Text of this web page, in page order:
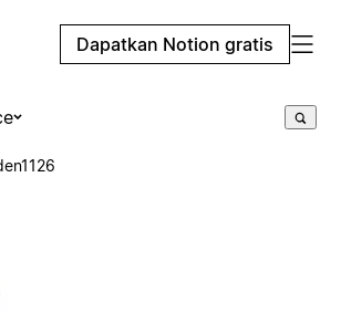
Dapatkan Notion gratis